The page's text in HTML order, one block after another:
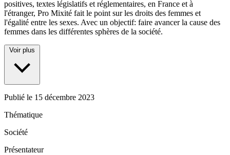
positives, textes législatifs et réglementaires, en France et à
l'étranger, Pro Mixité fait le point sur les droits des femmes et
l'égalité entre les sexes. Avec un objectif: faire avancer la cause des
femmes dans les différentes sphères de la société.
Voir plus
Publié le 15 décembre 2023
Thématique
Société
Présentateur